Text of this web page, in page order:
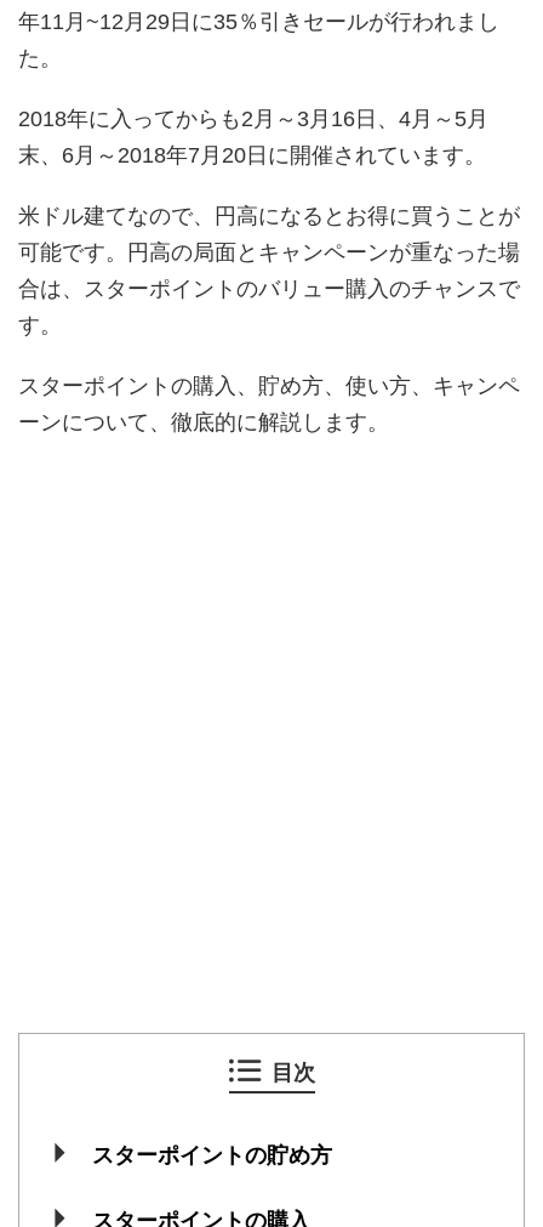
年11月~12月29日に35％引きセールが行われまし
た。
2018年に入ってからも2月～3月16日、4月～5月
末、6月～2018年7月20日に開催されています。
米ドル建てなので、円高になるとお得に買うことが
可能です。円高の局面とキャンペーンが重なった場
合は、スターポイントのバリュー購入のチャンスで
す。
スターポイントの購入、貯め方、使い方、キャンペ
ーンについて、徹底的に解説します。
目次
スターポイントの貯め方
スターポイントの購入